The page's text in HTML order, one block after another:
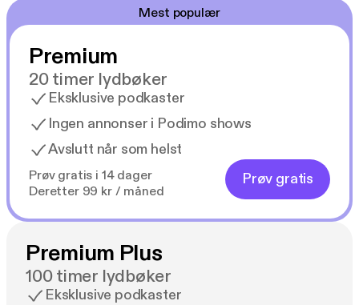
Mest populær
Premium
20 timer lydbøker
Eksklusive podkaster
Ingen annonser i Podimo shows
Avslutt når som helst
Prøv gratis i 14 dager
Deretter 99 kr / måned
Prøv gratis
Premium Plus
100 timer lydbøker
Eksklusive podkaster